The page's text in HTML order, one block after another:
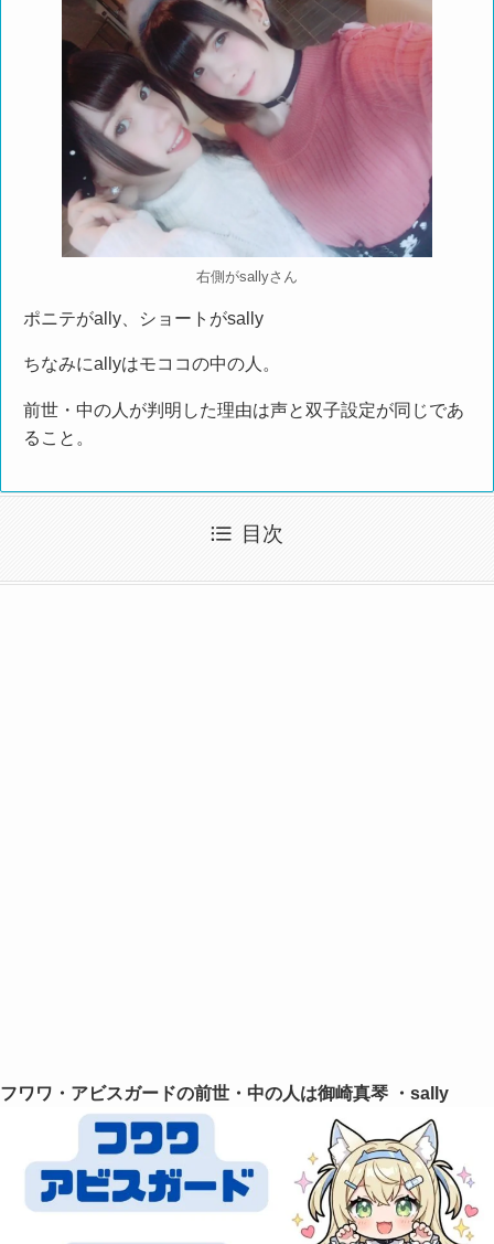
右側がsallyさん
ポニテがally、ショートがsally
ちなみにallyはモココの中の人。
前世・中の人が判明した理由は声と双子設定が同じであ
ること。
目次
フワワ・アビスガードの前世・中の人は御崎真琴 ・sally